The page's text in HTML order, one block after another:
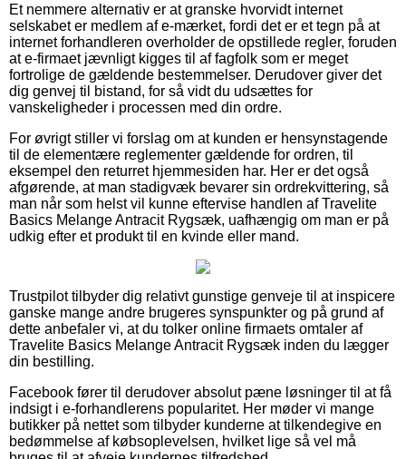
Et nemmere alternativ er at granske hvorvidt internet
selskabet er medlem af e-mærket, fordi det er et tegn på at
internet forhandleren overholder de opstillede regler, foruden
at e-firmaet jævnligt kigges til af fagfolk som er meget
fortrolige de gældende bestemmelser. Derudover giver det
dig genvej til bistand, for så vidt du udsættes for
vanskeligheder i processen med din ordre.
For øvrigt stiller vi forslag om at kunden er hensynstagende
til de elementære reglementer gældende for ordren, til
eksempel den returret hjemmesiden har. Her er det også
afgørende, at man stadigvæk bevarer sin ordrekvittering, så
man når som helst vil kunne eftervise handlen af Travelite
Basics Melange Antracit Rygsæk, uafhængig om man er på
udkig efter et produkt til en kvinde eller mand.
Trustpilot tilbyder dig relativt gunstige genveje til at inspicere
ganske mange andre brugeres synspunkter og på grund af
dette anbefaler vi, at du tolker online firmaets omtaler af
Travelite Basics Melange Antracit Rygsæk inden du lægger
din bestilling.
Facebook fører til derudover absolut pæne løsninger til at få
indsigt i e-forhandlerens popularitet. Her møder vi mange
butikker på nettet som tilbyder kunderne at tilkendegive en
bedømmelse af købsoplevelsen, hvilket lige så vel må